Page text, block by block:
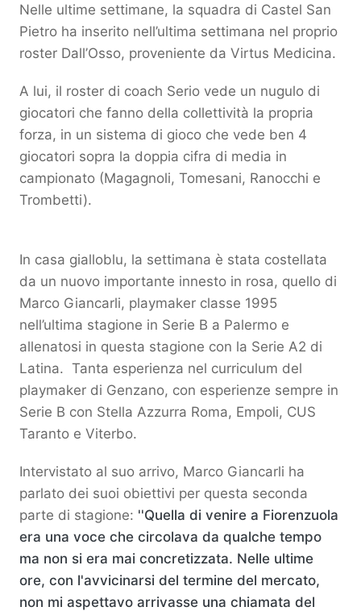
Nelle ultime settimane, la squadra di Castel San
Pietro ha inserito nell’ultima settimana nel proprio
roster Dall’Osso, proveniente da Virtus Medicina.
A lui, il roster di coach Serio vede un nugulo di
giocatori che fanno della collettività la propria
forza, in un sistema di gioco che vede ben 4
giocatori sopra la doppia cifra di media in
campionato (Magagnoli, Tomesani, Ranocchi e
Trombetti).
In casa gialloblu, la settimana è stata costellata
da un nuovo importante innesto in rosa, quello di
Marco Giancarli, playmaker classe 1995
nell’ultima stagione in Serie B a Palermo e
allenatosi in questa stagione con la Serie A2 di
Latina. Tanta esperienza nel curriculum del
playmaker di Genzano, con esperienze sempre in
Serie B con Stella Azzurra Roma, Empoli, CUS
Taranto e Viterbo.
Intervistato al suo arrivo, Marco Giancarli ha
parlato dei suoi obiettivi per questa seconda
parte di stagione: ''Quella di venire a Fiorenzuola
era una voce che circolava da qualche tempo
ma non si era mai concretizzata. Nelle ultime
ore, con l'avvicinarsi del termine del mercato,
non mi aspettavo arrivasse una chiamata del